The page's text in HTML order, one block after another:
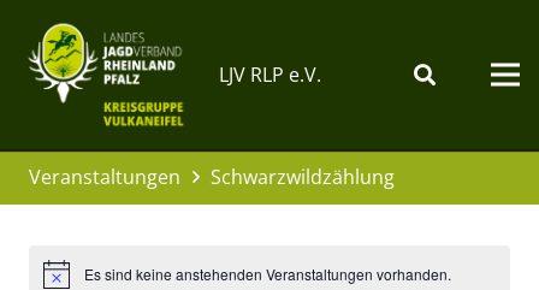
LJV RLP e.V.
Veranstaltungen Schwarzwildzählung
Es sind keine anstehenden Veranstaltungen vorhanden.